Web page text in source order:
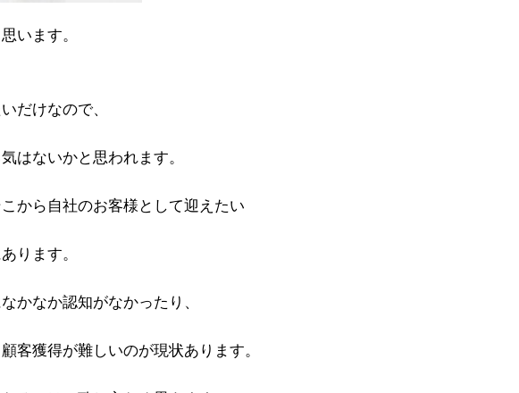
います。
だけなので、
はないかと思われます。
から自社のお客様として迎えたい
ります。
かなか認知がなかったり、
客獲得が難しいのが現状あります。